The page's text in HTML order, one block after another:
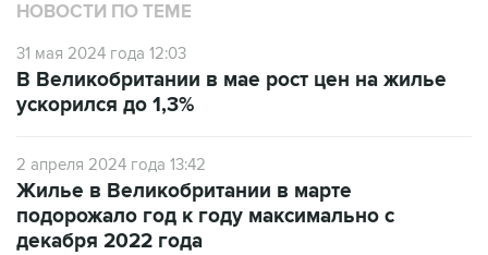
НОВОСТИ ПО ТЕМЕ
31 мая 2024 года 12:03
В Великобритании в мае рост цен на жилье
ускорился до 1,3%
2 апреля 2024 года 13:42
Жилье в Великобритании в марте
подорожало год к году максимально с
декабря 2022 года